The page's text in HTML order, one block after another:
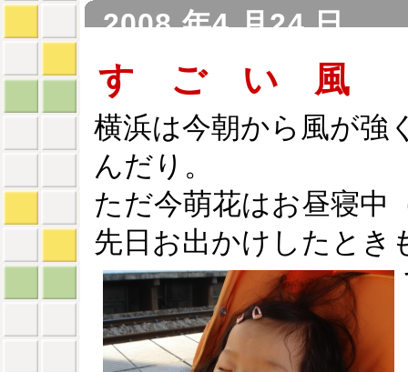
2008 年4 月24 日
す ご い 風
横浜は今朝から風が強
んだり。
ただ今萌花はお昼寝中
先日お出かけしたとき